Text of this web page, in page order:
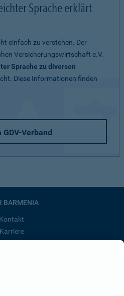
Sprache erklärt
einfach zu verstehen. Der
Versicherungswirtschaft e.V.
Sprache zu diversen
Diese Informationen finden
GDV-Verband
BARMENIA
Kontakt
Karriere
der BarmeniaGothaer